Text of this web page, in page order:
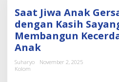
a
t
J
i
A
Saat Jiwa Anak
dengan Kasih
Membangun
Anak
Suharyo
November 2, 2025
Kolom